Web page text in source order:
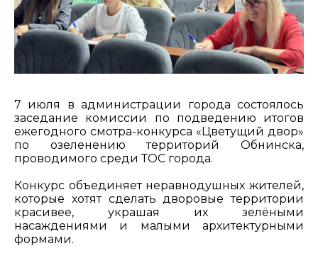
7 июля в администрации города состоялось
заседание комиссии по подведению итогов
ежегодного смотра-конкурса «Цветущий двор»
по озеленению территорий Обнинска,
проводимого среди ТОС города.
Конкурс объединяет неравнодушных жителей,
которые хотят сделать дворовые территории
красивее, украшая их зелёными
насаждениями и малыми архитектурными
формами.